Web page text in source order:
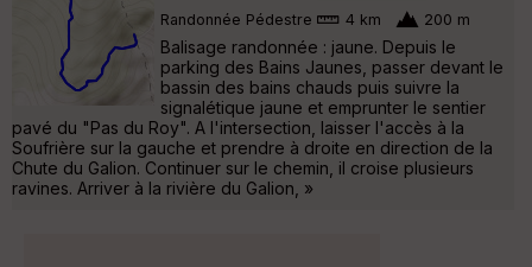
Randonnée Pédestre 4 km 200 m
Balisage randonnée : jaune. Depuis le
parking des Bains Jaunes, passer devant le
bassin des bains chauds puis suivre la
signalétique jaune et emprunter le sentier
pavé du "Pas du Roy". A l'intersection, laisser l'accès à la
Soufrière sur la gauche et prendre à droite en direction de la
Chute du Galion. Continuer sur le chemin, il croise plusieurs
ravines. Arriver à la rivière du Galion, »